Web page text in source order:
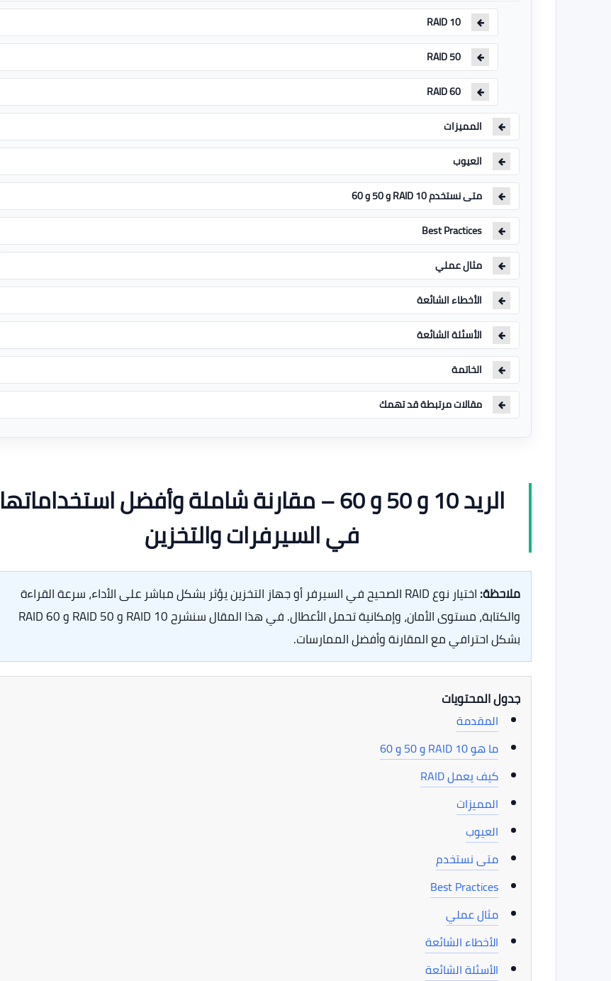
RAID 10
RAID 50
RAID 60
المميزات
العيوب
متى نستخدم RAID 10 و 50 و 60
Best Practices
مثال عملي
الأخطاء الشائعة
الأسئلة الشائعة
الخاتمة
مقالات مرتبطة قد تهمك
الريد 10 و 50 و 60 – مقارنة شاملة وأفضل استخداماتها
في السيرفرات والتخزين
ملاحظة:
اختيار نوع RAID الصحيح في السيرفر أو جهاز التخزين يؤثر بشكل مباشر على الأداء، سرعة القراءة
والكتابة، مستوى الأمان، وإمكانية تحمل الأعطال. في هذا المقال سنشرح RAID 10 و RAID 50 و RAID 60
بشكل احترافي مع المقارنة وأفضل الممارسات.
جدول المحتويات
المقدمة
ما هو RAID 10 و 50 و 60
كيف يعمل RAID
المميزات
العيوب
متى نستخدم
Best Practices
مثال عملي
الأخطاء الشائعة
الأسئلة الشائعة